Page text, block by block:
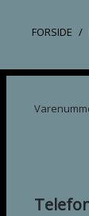
FORSIDE